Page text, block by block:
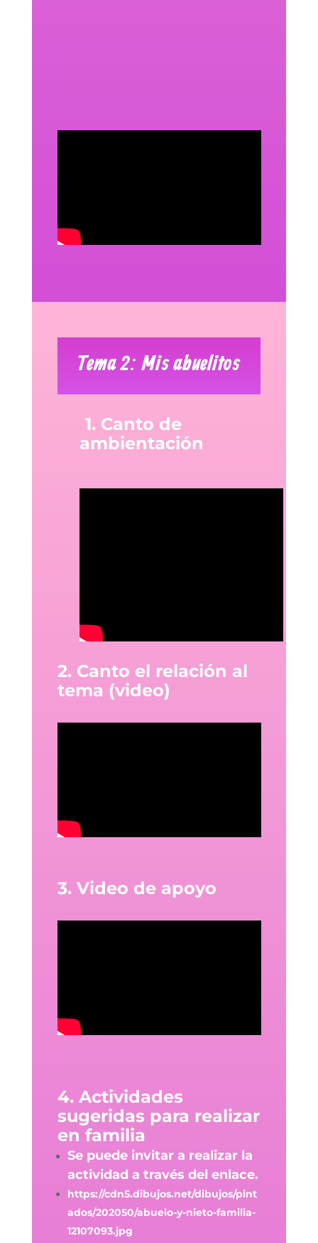
Tema 2: Mis abuelitos
1. Canto de
ambientación
2. Canto el relación al
tema (video)
3. Video de apoyo
4. Actividades
sugeridas para realizar
en familia
Se puede invitar a realizar la
actividad a través del enlace.
https://cdn5.dibujos.net/dibujos/pint
ados/202050/abuelo-y-nieto-familia-
12107093.jpg